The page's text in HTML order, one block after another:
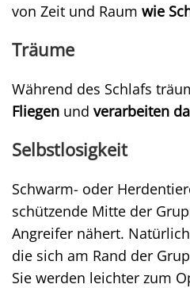
von Zeit und Raum wie
Träume
Während des Schlafs
Fliegen und verarbeiten
Selbstlosigkeit
Schwarm- oder
schützende Mitte der
Angreifer nähert.
die sich am Rand der
Sie werden leichter zum